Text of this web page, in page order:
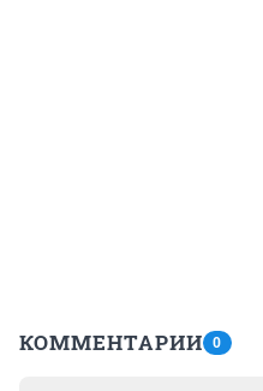
КОММЕНТАРИИ 0